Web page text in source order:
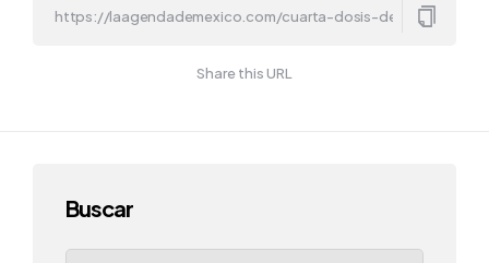
Share this URL
Buscar
Search